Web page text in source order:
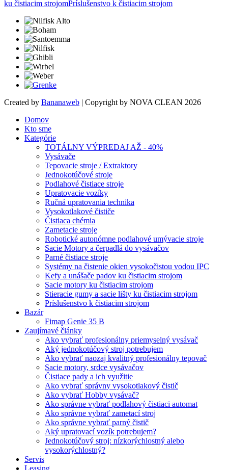
ku čistiacim strojomPríslušenstvo k čistiacim strojom
Created by Bananaweb | Copyright by NOVA CLEAN 2026
Domov
Kto sme
Kategórie
TOTÁLNY VÝPREDAJ AŽ - 40%
Vysávače
Tepovacie stroje / Extraktory
Jednokotúčové stroje
Podlahové čistiace stroje
Upratovacie vozíky
Ručná upratovania technika
Vysokotlakové čističe
Čistiaca chémia
Zametacie stroje
Robotické autonómne podlahové umývacie stroje
Sacie Motory a čerpadlá do vysávačov
Parné čistiace stroje
Systémy na čistenie okien vysokočistou vodou IPC
Kefy a unášače padov ku čistiacim strojom
Sacie motory ku čistiacim strojom
Stieracie gumy a sacie lišty ku čistiacim strojom
Príslušenstvo k čistiacim strojom
Bazár
Fimap Genie 35 B
Zaujímavé články
Ako vybrať profesionálny priemyselný vysávač
Aký jednokotúčový stroj potrebujem
Ako vybrať naozaj kvalitný profesionálny tepovač
Sacie motory, srdce vysávačov
Čistiace pady a ich využitie
Ako vybrať správny vysokotlakový čistič
Ako vybrať Hobby vysávač?
Ako správne vybrať podlahový čistiaci automat
Ako správne vybrať zametací stroj
Ako správne vybrať parný čistič
Aký upratovací vozík potrebujem?
Jednokotúčový stroj: nízkorýchlostný alebo
vysokorýchlostný?
Servis
Leasing